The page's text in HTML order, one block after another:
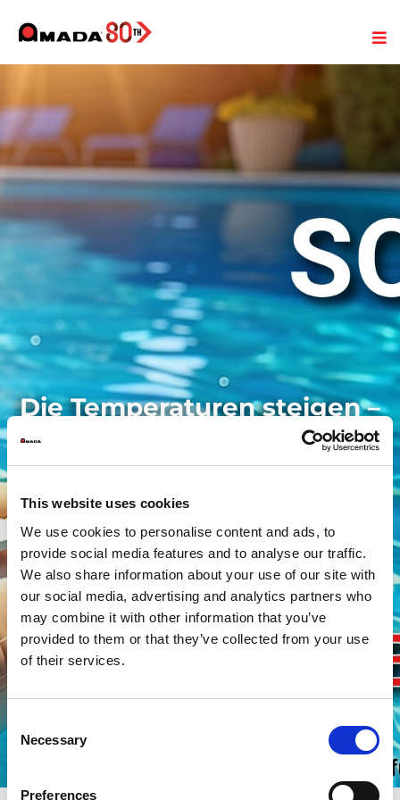
This website uses cookies
We use cookies to personalise content and ads, to
provide social media features and to analyse our traffic.
We also share information about your use of our site with
our social media, advertising and analytics partners who
may combine it with other information that you’ve
provided to them or that they’ve collected from your use
of their services.
Consent
Selection
Necessary
Preferences
Die Temperaturen steigen –
die Preise sinken